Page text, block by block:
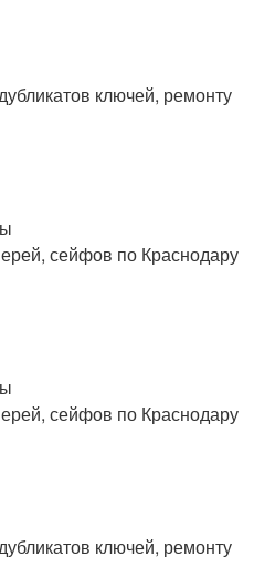
ключей, ремонту
сейфов по Краснодару
сейфов по Краснодару
ключей, ремонту